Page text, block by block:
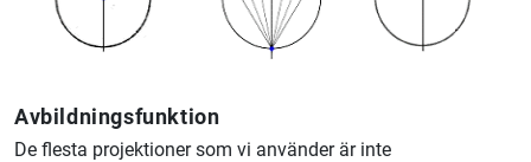
Avbildningsfunktion
De flesta projektioner som vi använder är inte